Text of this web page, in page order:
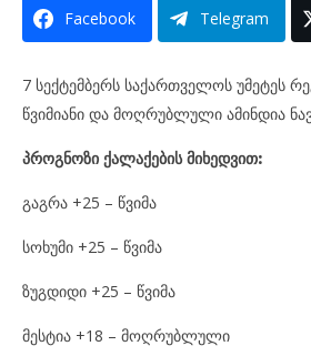
Facebook Telegram
7 სექტემბერს საქართველოს უმეტეს
წვიმიანი და მოღრუბლული ამინდია
პროგნოზი ქალაქების მიხედვით:
გაგრა +25 – წვიმა
სოხუმი +25 – წვიმა
ზუგდიდი +25 – წვიმა
მესტია +18 – მოღრუბლული